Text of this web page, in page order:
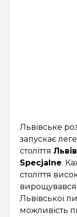
Львівське
запускає
століття
Specjalne.
століття
Львівської
можливість